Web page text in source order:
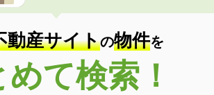
動産サイトの物件を
めて検索！